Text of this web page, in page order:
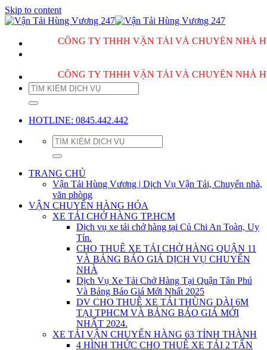
Skip to content
CÔNG TY THHH VẬN TẢI VÀ CHUYỂN NHÀ HÙNG
CÔNG TY THHH VẬN TẢI VÀ CHUYỂN NHÀ HÙNG
HOTLINE: 0845.442.442
TRANG CHỦ
Vận Tải Hùng Vương | Dịch Vụ Vận Tải, Chuyển nhà,
văn phòng
VẬN CHUYỂN HÀNG HÓA
XE TẢI CHỞ HÀNG TP.HCM
Dịch vụ xe tải chở hàng tại Củ Chi An Toàn, Uy
Tín.
CHO THUÊ XE TẢI CHỞ HÀNG QUẬN 11
VÀ BẢNG BÁO GIÁ DỊCH VỤ CHUYỂN
NHÀ
Dịch Vụ Xe Tải Chở Hàng Tại Quận Tân Phú
Và Bảng Báo Giá Mới Nhất 2025
DV CHO THUÊ XE TẢI THÙNG DÀI 6M
TẠI TPHCM VÀ BẢNG BÁO GIÁ MỚI
NHẤT 2024.
XE TẢI VẬN CHUYỂN HÀNG 63 TỈNH THÀNH
4 HÌNH THỨC CHO THUÊ XE TẢI 2 TẤN